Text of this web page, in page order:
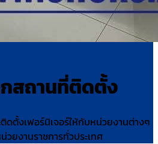
สถานที่ติดตั้ง
ดตั้งเฟอร์นิเจอร์ให้กับหน่วยงานต่างๆ
วยงานราชการทั่วประเทศ